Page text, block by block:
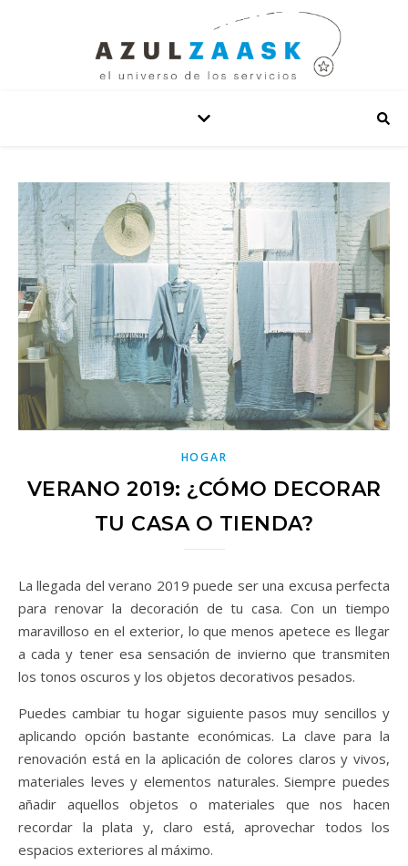
HOGAR
VERANO 2019: ¿CÓMO DECORAR
TU CASA O TIENDA?
La llegada del verano 2019 puede ser una excusa perfecta
para renovar la decoración de tu casa. Con un tiempo
maravilloso en el exterior, lo que menos apetece es llegar
a cada y tener esa sensación de invierno que transmiten
los tonos oscuros y los objetos decorativos pesados.
Puedes cambiar tu hogar siguiente pasos muy sencillos y
aplicando opción bastante económicas. La clave para la
renovación está en la aplicación de colores claros y vivos,
materiales leves y elementos naturales. Siempre puedes
añadir aquellos objetos o materiales que nos hacen
recordar la plata y, claro está, aprovechar todos los
espacios exteriores al máximo.